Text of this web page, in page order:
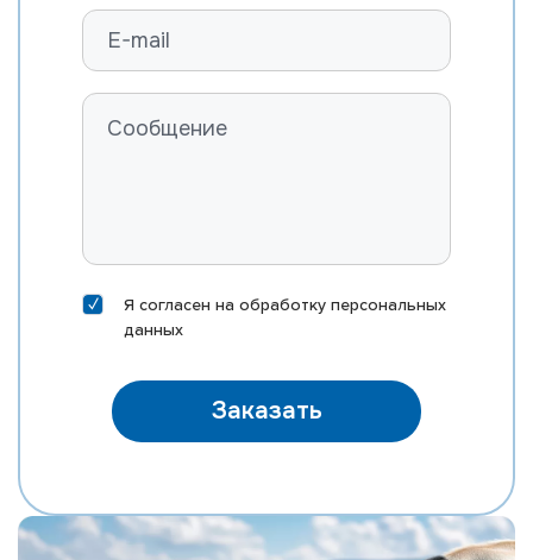
Я согласен на обработку персональных
данных
Заказать